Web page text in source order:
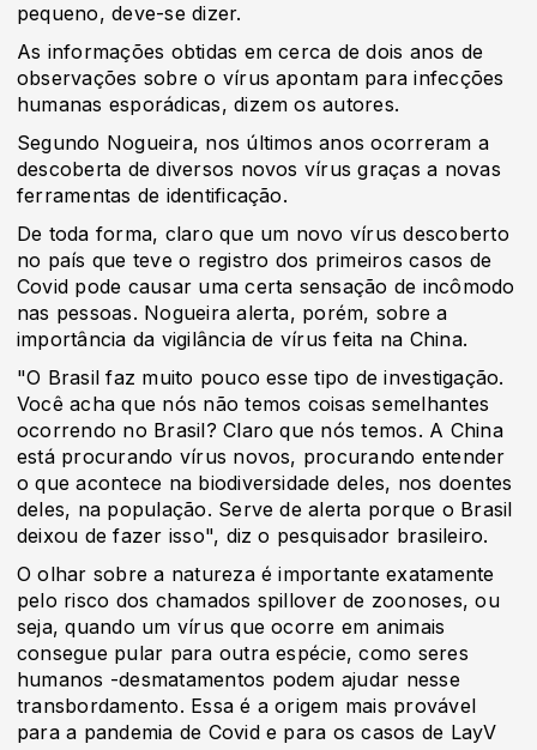
pequeno, deve-se dizer.
As informações obtidas em cerca de dois anos de
observações sobre o vírus apontam para infecções
humanas esporádicas, dizem os autores.
Segundo Nogueira, nos últimos anos ocorreram a
descoberta de diversos novos vírus graças a novas
ferramentas de identificação.
De toda forma, claro que um novo vírus descoberto
no país que teve o registro dos primeiros casos de
Covid pode causar uma certa sensação de incômodo
nas pessoas. Nogueira alerta, porém, sobre a
importância da vigilância de vírus feita na China.
"O Brasil faz muito pouco esse tipo de investigação.
Você acha que nós não temos coisas semelhantes
ocorrendo no Brasil? Claro que nós temos. A China
está procurando vírus novos, procurando entender
o que acontece na biodiversidade deles, nos doentes
deles, na população. Serve de alerta porque o Brasil
deixou de fazer isso", diz o pesquisador brasileiro.
O olhar sobre a natureza é importante exatamente
pelo risco dos chamados spillover de zoonoses, ou
seja, quando um vírus que ocorre em animais
consegue pular para outra espécie, como seres
humanos -desmatamentos podem ajudar nesse
transbordamento. Essa é a origem mais provável
para a pandemia de Covid e para os casos de LayV